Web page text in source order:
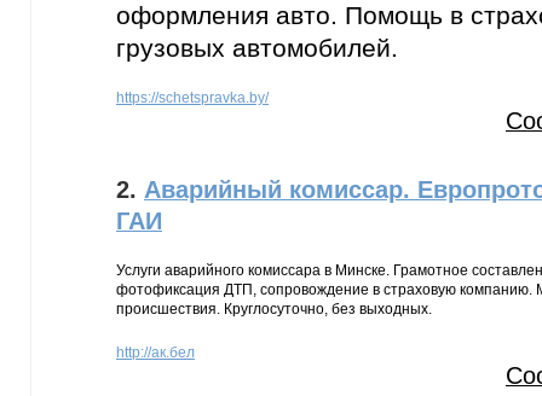
оформления авто. Помощь в
грузовых автомобилей.
https://schetspravka.by/
2. Аварийный комиссар.
ГАИ
Услуги аварийного комиссара в Минске. Грамотное
фотофиксация ДТП, сопровождение в страховую компанию.
происшествия. Круглосуточно, без выходных.
http://ак.бел